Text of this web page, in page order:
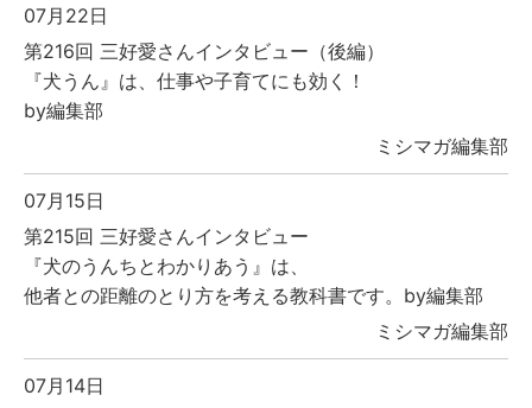
07月22日
第216回 三好愛さんインタビュー（後編）
『犬うん』は、仕事や子育てにも効く！
by編集部
ミシマガ編集部
07月15日
第215回 三好愛さんインタビュー
『犬のうんちとわかりあう』は、
他者との距離のとり方を考える教科書です。by編集部
ミシマガ編集部
07月14日